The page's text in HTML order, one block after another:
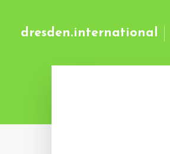
dresden.international